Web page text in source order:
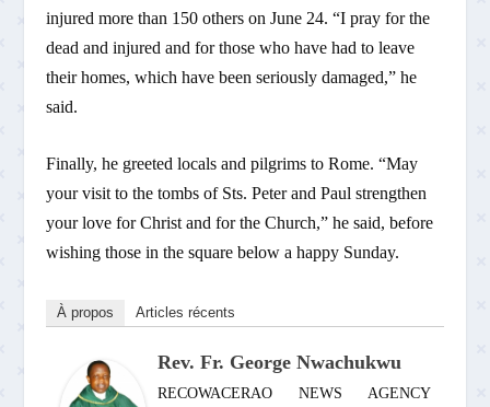
injured more than 150 others on June 24. “I pray for the
dead and injured and for those who have had to leave
their homes, which have been seriously damaged,” he
said.
Finally, he greeted locals and pilgrims to Rome. “May
your visit to the tombs of Sts. Peter and Paul strengthen
your love for Christ and for the Church,” he said, before
wishing those in the square below a happy Sunday.
À propos Articles récents
Rev. Fr. George Nwachukwu
RECOWACERAO NEWS AGENCY